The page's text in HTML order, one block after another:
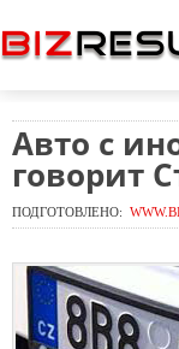
Авто с
говорит
ПОДГОТОВЛЕНО: